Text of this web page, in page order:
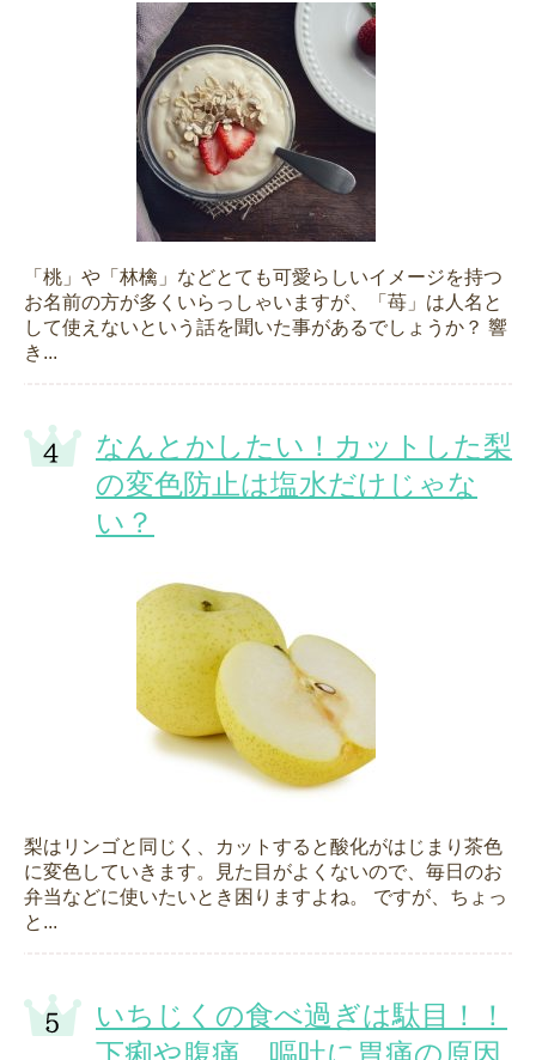
「桃」や「林檎」などとても可愛らしいイメージを持つ
お名前の方が多くいらっしゃいますが、「苺」は人名と
して使えないという話を聞いた事があるでしょうか？ 響
き...
なんとかしたい！カットした梨
の変色防止は塩水だけじゃな
い？
梨はリンゴと同じく、カットすると酸化がはじまり茶色
に変色していきます。見た目がよくないので、毎日のお
弁当などに使いたいとき困りますよね。 ですが、ちょっ
と...
いちじくの食べ過ぎは駄目！！
下痢や腹痛、嘔吐に胃痛の原因